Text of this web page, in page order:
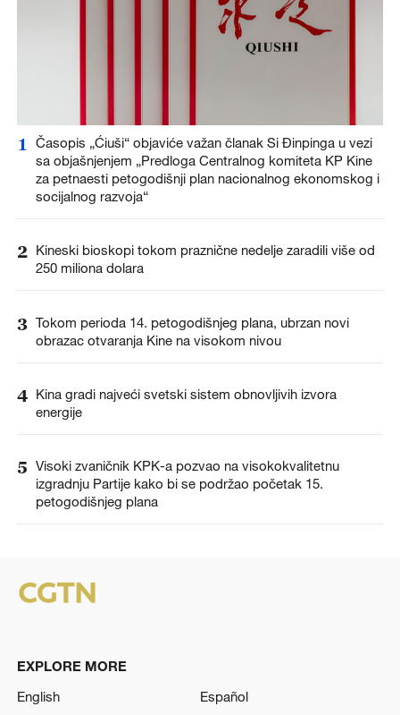
1
Časopis „Ćiuši“ objaviće važan članak Si Đinpinga u vezi
sa objašnjenjem „Predloga Centralnog komiteta KP Kine
za petnaesti petogodišnji plan nacionalnog ekonomskog i
socijalnog razvoja“
2 Kineski bioskopi tokom praznične nedelje zaradili više od
250 miliona dolara
3 Tokom perioda 14. petogodišnjeg plana, ubrzan novi
obrazac otvaranja Kine na visokom nivou
4 Kina gradi najveći svetski sistem obnovljivih izvora
energije
5 Visoki zvaničnik KPK-a pozvao na visokokvalitetnu
izgradnju Partije kako bi se podržao početak 15.
petogodišnjeg plana
EXPLORE MORE
English
Español